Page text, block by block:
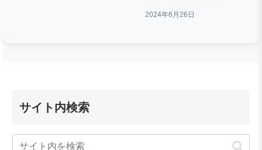
2024年6月26日
サイト内検索